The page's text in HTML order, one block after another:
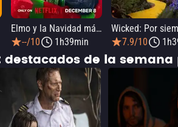
Elmo y la Navidad mágica de Mark Rober
--/10
1h39min
Wicked: Por
7.9/10
de la